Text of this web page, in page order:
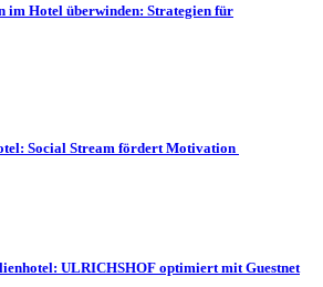
Hotel überwinden: Strategien für
Social Stream fördert Motivation
ULRICHSHOF optimiert mit Guestnet